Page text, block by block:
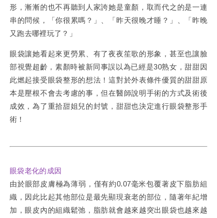
形，漸漸的也不再聽到人家誇她是童顏，取而代之的是一連
串的問候，「你很累嗎？」、「昨天很晚才睡？」、「昨晚
又跑去哪裡玩了？」
眼袋讓她看起來更勞累、有了夜夜笙歌的形象，甚至也讓臉
部視覺超齡，素顏時被新同事誤以為已經是30熟女，甜甜因
此燃起接受眼袋整形的想法！這對於外表條件優質的甜甜原
本是壓根不會去考慮的事，但在醫師說明手術的方式及術後
成效，為了重拾甜姐兒的封號，甜甜也決定進行眼袋整形手
術！
眼袋老化的成因
由於眼部皮膚極為薄弱，僅有約0.07毫米包覆著皮下脂肪組
織，因此比起其他部位是最先顯現衰老的部位，隨著年紀增
加，眼皮內的組織鬆弛，脂肪就會越來越突出眼袋也越來越